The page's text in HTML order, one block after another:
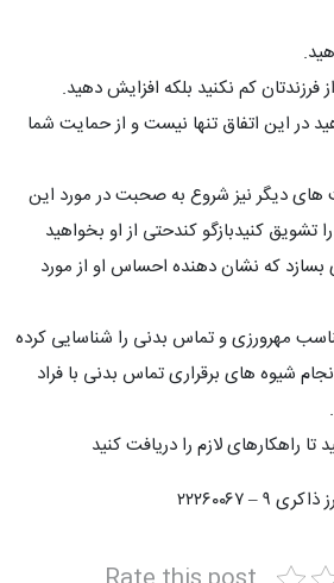
در این اتفاق تنها نیست و از حمایت شما
های دیگر نیز شروع به صحبت در مورد این
تشویق کنیدبازگو كندحتی از او بخواهید
که نشان دهنده احساس او از مورد
مهرورزی و تماس بدنی را شناسایی کرده
شیوه های برقراری تماس بدنی با فراد
٢٢٢٦٠٠٦٧